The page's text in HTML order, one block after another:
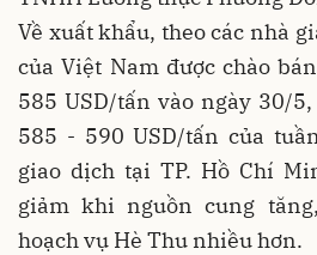
Về xuất khẩu, theo các nhà
của Việt Nam được chào
585 USD/tấn vào ngày 30/
585 - 590 USD/tấn của
giao dịch tại TP. Hồ Chí
giảm khi nguồn cung
hoạch vụ Hè Thu nhiều hơn.